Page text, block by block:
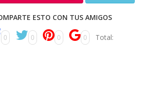
ESTO CON TUS AMIGOS
0 0 0 0 Total: